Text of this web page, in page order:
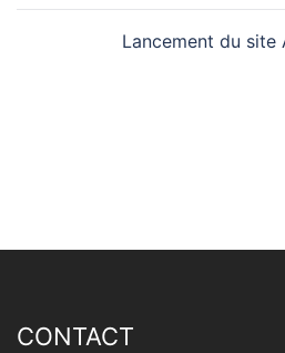
Lancement du site
CONTACT